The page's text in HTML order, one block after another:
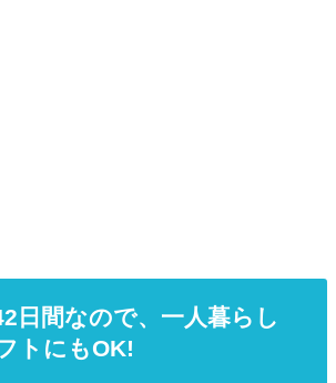
日間なので、一人暮らし
トにもOK!